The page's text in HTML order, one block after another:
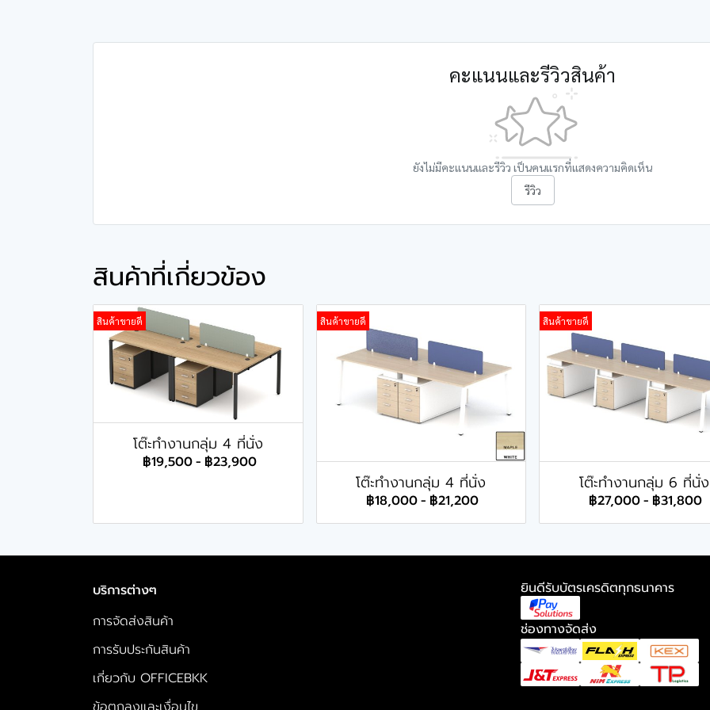
คะแนนและรีวิวสินค้า
ยังไม่มีคะแนนและรีวิว เป็นคนแรกที่แสดงความคิดเห็น
รีวิว
สินค้าที่เกี่ยวข้อง
สินค้าขายดี
โต๊ะทำงานกลุ่ม 4 ที่นั่ง
฿19,500- ฿23,900
สินค้าขายดี
โต๊ะทำงานกลุ่ม 4 ที่นั่ง
฿18,000- ฿21,200
สินค้าขายดี
โต๊ะทำงานกลุ่ม 6 ที่นั่ง
฿27,000- ฿31,800
บริการต่างๆ
การจัดส่งสินค้า
การรับประกันสินค้า
เกี่ยวกับ OFFICEBKK
ยินดีรับบัตรเครดิตทุกธนาคาร
ช่องทางจัดส่ง